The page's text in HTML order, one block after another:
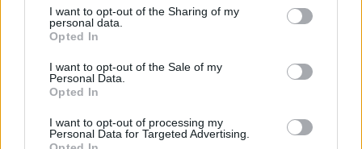
I want to opt-out of the Sharing of my
personal data.
Opted In
I want to opt-out of the Sale of my
Personal Data.
Opted In
I want to opt-out of processing my
Personal Data for Targeted Advertising.